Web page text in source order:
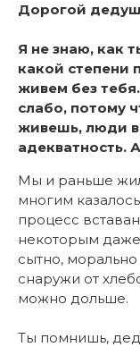
Дорогой
Я не знаю, как
какой степени
живем без
слабо, потому
живешь, люди
адекватность.
Мы и раньше
многим
процесс
некоторым
сытно,
снаружи от
можно дольше.
Ты помнишь,